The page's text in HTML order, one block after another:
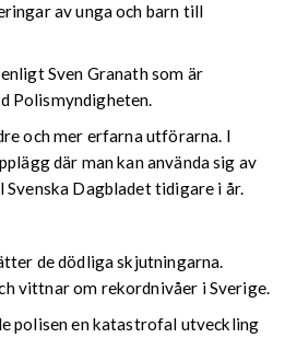
av unga och barn till
Sven Granath som är
Polismyndigheten.
och mer erfarna utförarna. I
där man kan använda sig av
Svenska Dagbladet tidigare i år.
de dödliga skjutningarna.
vittnar om rekordnivåer i Sverige.
polisen en katastrofal utveckling